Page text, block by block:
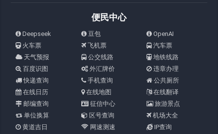
便民中心
Deepseek 豆包
OpenAI
火车票
飞机票
汽车票
天气预报
公交线路
地铁线路
百度识图
外汇牌价
违章办理
快递查询
手机查询
公共厕所
在线日历
在线地图
在线翻译
邮编查询
征信中心
旅游景点
单位换算
区号查询
机场大全
黄道吉日
网速测速
IP查询